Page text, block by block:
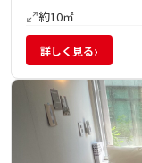
約10㎡
詳しく見る›